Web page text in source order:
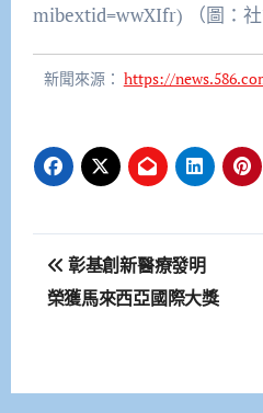
mibextid=wwXIfr) （圖：社
新聞來源： https://
文
章
覽
彰基創新醫療發明
榮獲馬來西亞國際大獎